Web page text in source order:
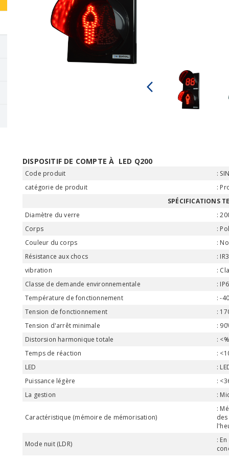
arrow_back_ios
DISPOSITIF DE COMPTE À LED Q200
Code produit
catégorie de produit
SPÉCIFICATIONS
Diamètre du verre
Corps
Couleur du corps
Résistance aux chocs
IR3
vibration
Classe de demande environnementale
Température de fonctionnement
-
Tension de fonctionnement
Tension d'arrêt minimale
Distorsion harmonique totale
Temps de réaction
LED
Puissance légère
La gestion
Caractéristique (mémoire de mémorisation)
Mode nuit (LDR)